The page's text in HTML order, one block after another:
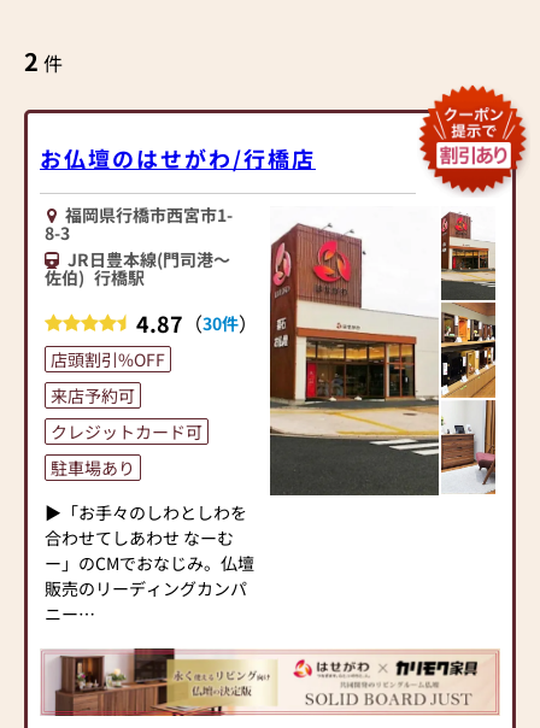
2 件
お仏壇のはせがわ/行橋店
福岡県行橋市西宮市1-
8-3
JR日豊本線(門司港～
佐伯) 行橋駅
4.87 （30件）
店頭割引%OFF
来店予約可
クレジットカード可
駐車場あり
▶「お手々のしわとしわを
合わせてしあわせ なーむ
ー」のCMでおなじみ。仏壇
販売のリーディングカンパ
ニー
内家具専門メーカーと、モ
ダンなインテリアにマッチ
するお仏壇を展開